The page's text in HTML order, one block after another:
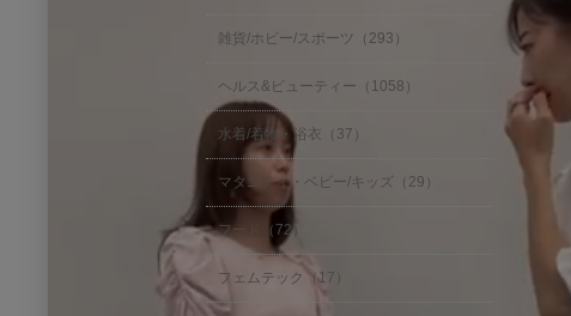
雑貨/ホビー/スポーツ（293）
ヘルス&ビューティー（1058）
水着/着物・浴衣（37）
マタニティ・ベビー/キッズ（29）
フード（72）
フェムテック（17）